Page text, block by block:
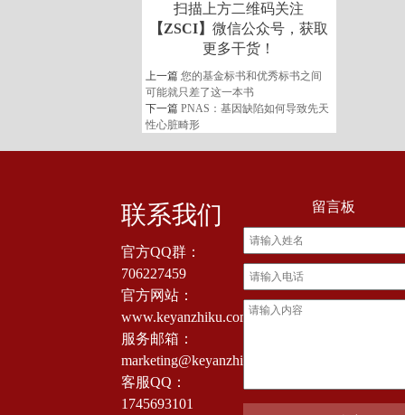
扫描上方二维码关注
【ZSCI】微信公众号，获取
更多干货！
上一篇您的基金标书和优秀标书之间
可能就只差了这一本书
下一篇PNAS：基因缺陷如何导致先天
性心脏畸形
联系我们
官方QQ群：
706227459
官方网站：
www.keyanzhiku.com
服务邮箱：
marketing@keyanzhiku.com
客服QQ：
1745693101
留言板